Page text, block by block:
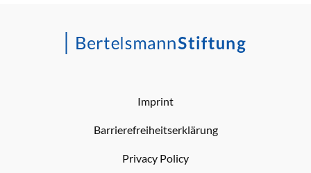
Imprint
Barrierefreiheitserklärung
Privacy Policy